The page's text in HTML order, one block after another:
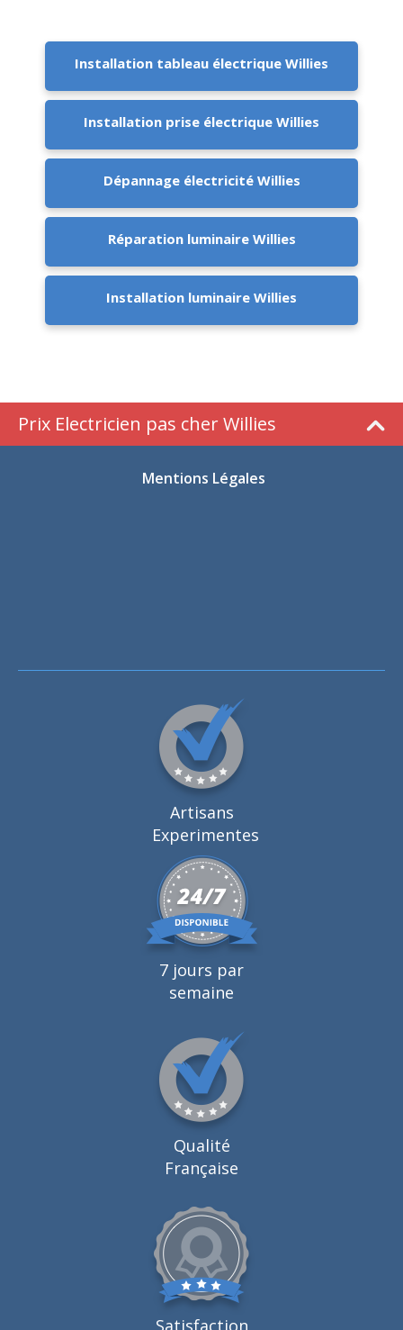
Installation tableau électrique Willies
Installation prise électrique Willies
Dépannage électricité Willies
Réparation luminaire Willies
Installation luminaire Willies
Prix Electricien pas cher Willies
Mentions Légales
Artisans
Experimentes
7 jours par
semaine
Qualité
Française